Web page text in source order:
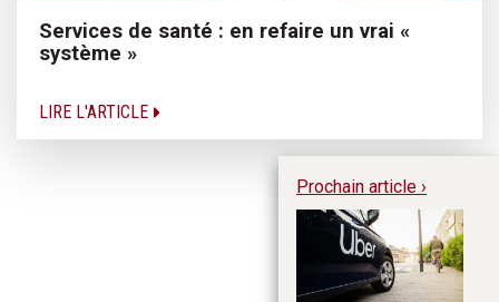
Services de santé : en refaire un vrai «
système »
LIRE L'ARTICLE
Prochain article ›